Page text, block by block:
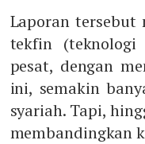
Laporan
tekfin (teknologi
pesat, dengan
ini, semakin
syariah. Tapi,
membandingkan